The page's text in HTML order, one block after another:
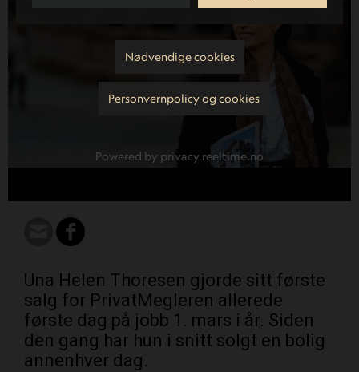
Una Helen Thoresen gjorde sitt første
salg for PrivatMegleren allerede
første dag på jobb 1. mars i år. Siden
den gang har hun i snitt solgt en bolig
annenhver dag.
Nødvendige cookies
Personvernpolicy og cookies
Powered by privacy.reeltime.no